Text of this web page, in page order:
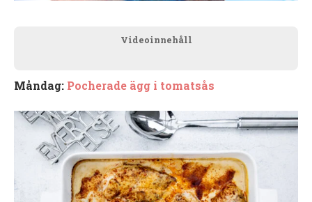
Videoinnehåll
Måndag: Pocherade ägg i tomatsås